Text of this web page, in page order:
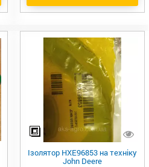
Ізолятор HXE96853 на техніку
John Deere